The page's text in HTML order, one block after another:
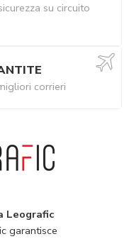
su circuito
corrieri
Leografic
garantisce